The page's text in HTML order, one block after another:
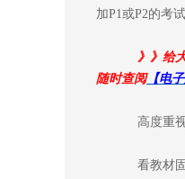
加P1或P2的考
》》给大
随时查阅【电
高度重
看教材固